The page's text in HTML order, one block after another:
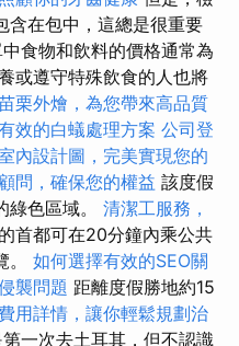
含在包中，這總是很重要
食物和飲料的價格通常為
或遵守特殊飲食的人也將
栗外燴，為您帶來高品質
效的白蟻處理方案 公司登
內設計圖，完美實現您的
問，確保您的權益 該度假
綠色區域。 清潔工服務，
首都可在20分鐘內乘公共
。 如何選擇有效的SEO關
襲問題 距離度假勝地約15
用詳情，讓你輕鬆規劃治
一次去土耳其，但不認識